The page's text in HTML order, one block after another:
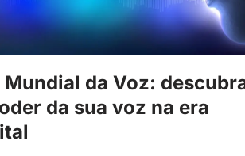
Mundial da Voz:
da sua voz na era